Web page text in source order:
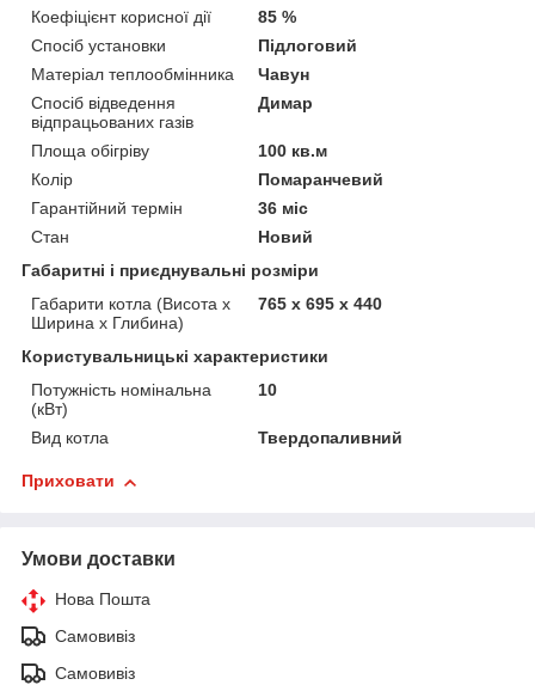
Коефіцієнт корисної дії
85 %
Спосіб установки
Підлоговий
Матеріал теплообмінника
Чавун
Спосіб відведення
відпрацьованих газів
Димар
Площа обігріву
100 кв.м
Колір
Помаранчевий
Гарантійний термін
36 міс
Стан
Новий
Габаритні і приєднувальні розміри
Габарити котла (Висота х
Ширина х Глибина)
765 х 695 х 440
Користувальницькі характеристики
Потужність номінальна
(кВт)
10
Вид котла Твердопаливний
Приховати
Умови доставки
Нова Пошта
Самовивіз
Самовивіз